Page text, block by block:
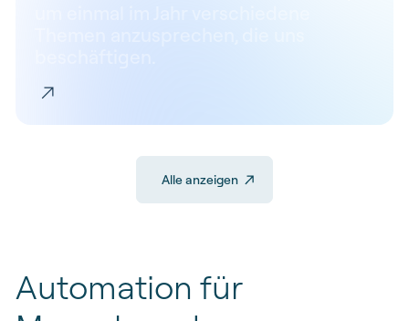
Alle anzeigen
Automation für